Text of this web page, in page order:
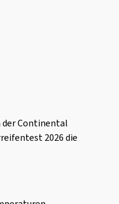
Continental
2026 die